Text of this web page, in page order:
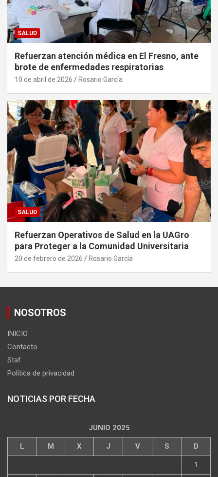
SALUD
Refuerzan atención médica en El Fresno, ante
brote de enfermedades respiratorias
10 de abril de 2026 Rosario García
SALUD
Refuerzan Operativos de Salud en la UAGro
para Proteger a la Comunidad Universitaria
20 de febrero de 2026 Rosario García
NOSOTROS
INICIO
Contacto
Staf
Política de privacidad
NOTICIAS POR FECHA
JUNIO 2025
L M X J V S D
1